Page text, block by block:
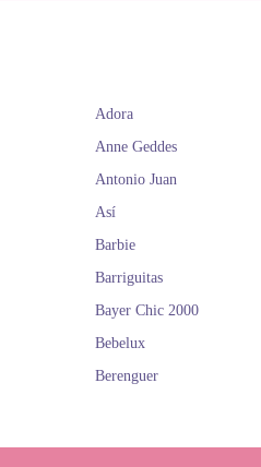
Adora
Anne Geddes
Antonio Juan
Así
Barbie
Barriguitas
Bayer Chic 2000
Bebelux
Berenguer